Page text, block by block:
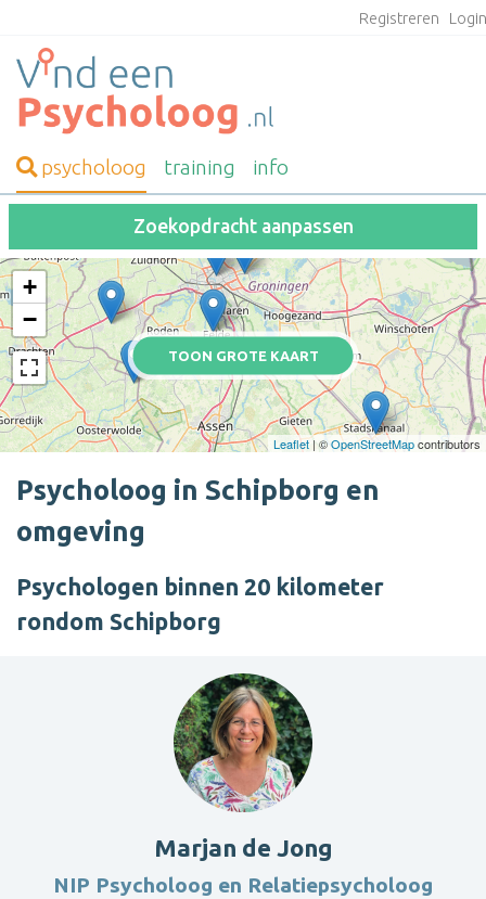
Registreren
psycholoog training info
Zoekopdracht aanpassen
TOON GROTE KAART
+
−
Leaflet| ©OpenStreetMapcontributors
Psycholoog in Schipborg en
omgeving
Psychologen binnen 20 kilometer
rondom Schipborg
Marjan de Jong
NIP Psycholoog en Relatiepsycholoog